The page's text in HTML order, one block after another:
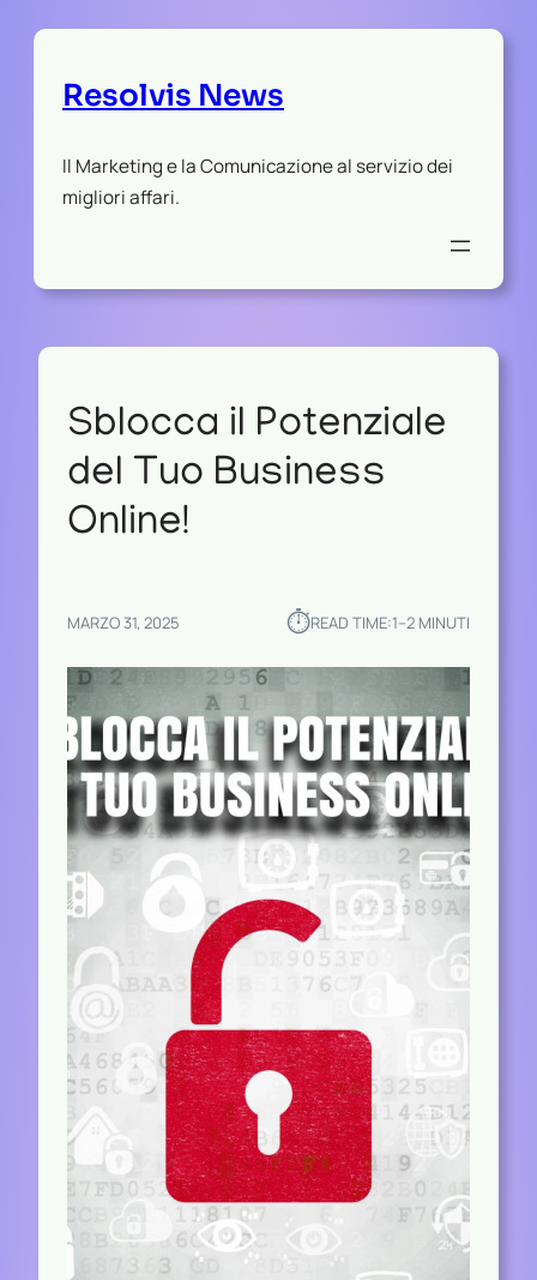
Resolvis News
Il Marketing e la Comunicazione al servizio dei
migliori affari.
Sblocca il Potenziale
del Tuo Business
Online!
MARZO 31, 2025 ⏱︎READ TIME:1–2 MINUTI